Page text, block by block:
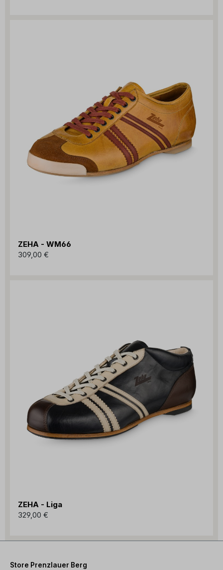
ZEHA - WM66
309,00 €
ZEHA - Liga
329,00 €
Store Prenzlauer Berg